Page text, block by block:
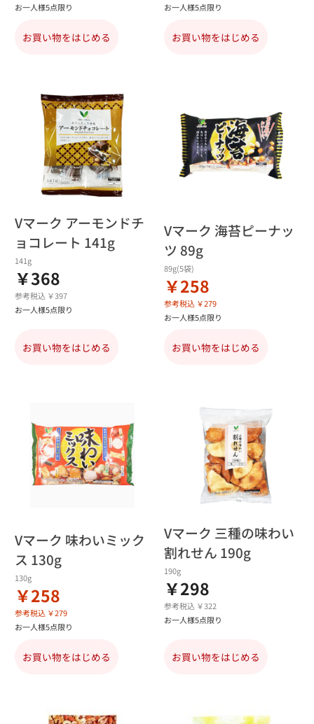
お一人様5点限り
お買い物をはじめる
お一人様5点限り
お買い物をはじめる
Vマーク アーモンドチ
ョコレート 141g
141g
￥368
参考税込 ￥397
お一人様5点限り
お買い物をはじめる
Vマーク 海苔ピーナッ
ツ 89g
89g(5袋)
￥258
参考税込 ￥279
お一人様5点限り
お買い物をはじめる
Vマーク 味わいミック
ス 130g
130g
￥258
参考税込 ￥279
お一人様5点限り
お買い物をはじめる
Vマーク 三種の味わい
割れせん 190g
190g
￥298
参考税込 ￥322
お一人様5点限り
お買い物をはじめる